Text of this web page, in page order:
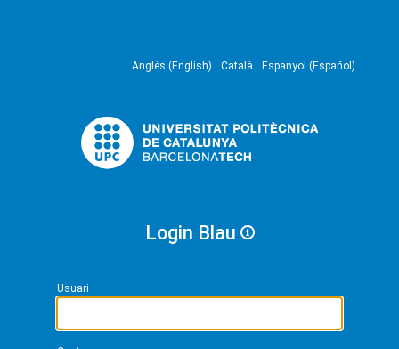
Anglès (English) Català Espanyol (Español)
Login Blau
Usuari